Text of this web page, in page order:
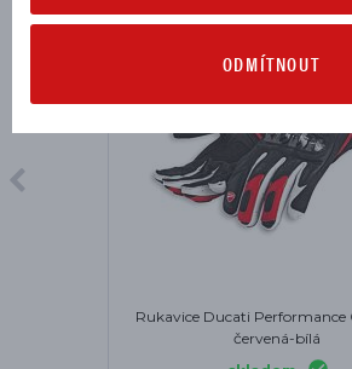
Rukavice Ducati Performance
červená-bílá
ODMÍTNOUT